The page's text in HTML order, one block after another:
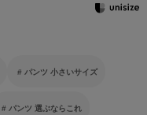
パンツ 小さいサイズ
パンツ 選ぶならこれ